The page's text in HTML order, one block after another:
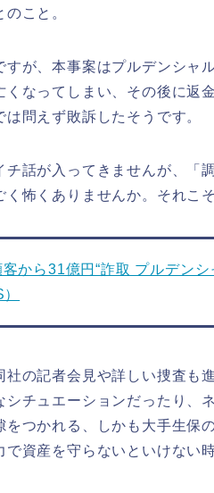
こと。
すが、本事案はプルデンシャ
くなってしまい、その後に返
問えず敗訴したそうです。
話が入ってきませんが、「
怖くありませんか。それこ
から31億円“詐取 プルデン
社の記者会見や詳しい捜査も
シチュエーションだったり、
をつかれる、しかも大手生保
資産を守らないといけない